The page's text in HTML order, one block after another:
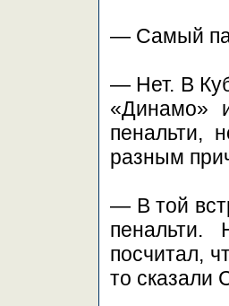
— Самый
— Нет. В
«Динамо»
пенальти,
разным
— В той
пенальти.
посчитал,
то сказали